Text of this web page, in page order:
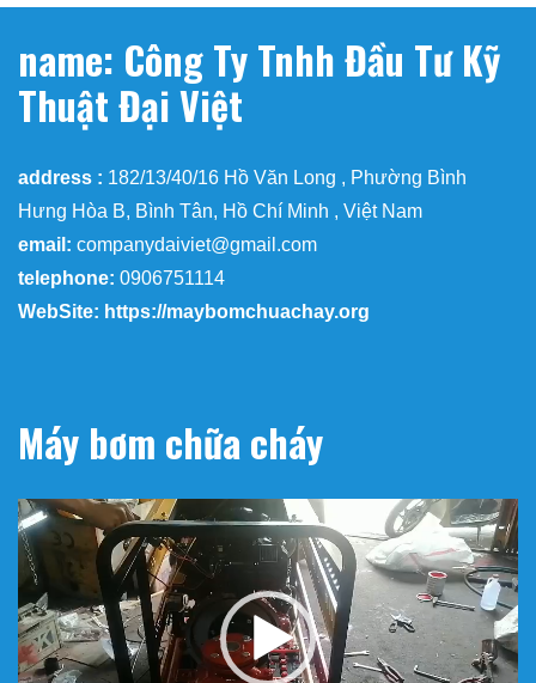
name: Công Ty Tnhh Đầu Tư Kỹ
Thuật Đại Việt
address : 182/13/40/16 Hồ Văn Long , Phường Bình
Hưng Hòa B, Bình Tân, Hồ Chí Minh , Việt Nam
email: companydaiviet@gmail.com
telephone: 0906751114
WebSite: https://maybomchuachay.org
Máy bơm chữa cháy
Trình
chơi
Video